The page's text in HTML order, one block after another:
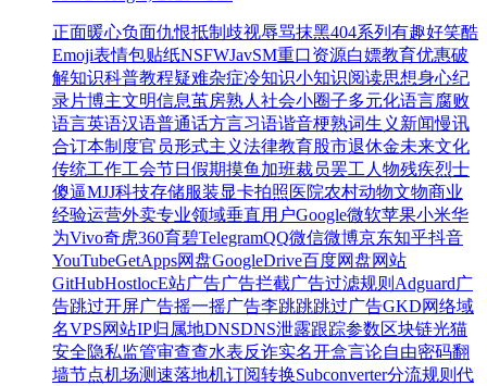
正面暖心负面仇恨抵制 歧视辱骂抹黑404系列 有趣好笑酷
Emoji表情包贴纸NSFWJavSM重口资源白嫖教育优惠破
解知识科普教程疑难杂症冷知识小知识阅读思想身心纪
录片博主文明信息茧房熟人社会小圈子多元化语言腐败
语言英语汉语普通话方言习语谐音梗熟词生义 新闻慢讯
合订本制度官员形式主义法律教育股市退休金未来文化
传统工作工会节日 假期摸鱼 加班裁员罢工 人物残疾烈士
傻逼MJJ科技存储服装显卡拍照医院农村动物文物商业
经验运营外卖专业领域垂直用户Google微软苹果小米华
为Vivo奇虎360育碧TelegramQQ微信微博京东知乎抖音
YouTubeGetApps网盘GoogleDrive百度网盘网站
GitHubHostlocE站广告广告拦截广告过滤规则 Adguard广
告跳过开屏广告摇一摇广告李跳跳跳过广告GKD网络域
名VPS网站IP归属地DNSDNS泄露跟踪参数区块链光猫
安全隐私监管审查查水表反诈实名开盒言论自由密码翻
墙节点机场测速落地机订阅转换Subconverter分流规则 代